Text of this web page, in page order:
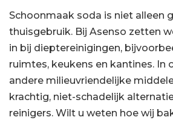
Schoonmaak soda is niet alleen
thuisgebruik. Bij Asenso zetten
in bij dieptereinigingen,
ruimtes, keukens en kantines. In
andere milieuvriendelijke
krachtig, niet-schadelijk
reinigers. Wilt u weten hoe wij